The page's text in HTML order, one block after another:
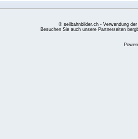
© seilbahnbilder.ch - Verwendung
Besuchen Sie auch unsere Partnerseiten